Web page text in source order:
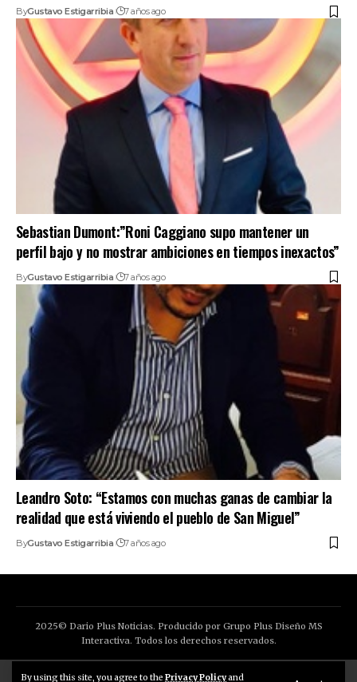
By using this site, you agree to the Privacy Policyand
ByGustavo Estigarribia 7 años ago
Sebastian Dumont:”Roni Caggiano supo mantener un
perfil bajo y no mostrar ambiciones en tiempos inexactos”
ByGustavo Estigarribia 7 años ago
Leandro Soto: “Estamos con muchas ganas de cambiar la
realidad que está viviendo el pueblo de San Miguel”
ByGustavo Estigarribia 7 años ago
2025© Dario Plus Noticias. Producido por Grupo Plus Diseño MS
Interactiva. Todos los derechos reservados.
Aviso Legal Política de Privacidad